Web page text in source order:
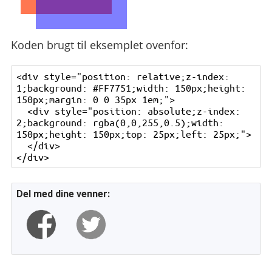
Koden brugt til eksemplet ovenfor:
<div style="position: relative;z-index:
1;background: #FF7751;width: 150px;height:
150px;margin: 0 0 35px 1em;">
  <div style="position: absolute;z-index:
2;background: rgba(0,0,255,0.5);width:
150px;height: 150px;top: 25px;left: 25px;">
  </div>
Del med dine venner: